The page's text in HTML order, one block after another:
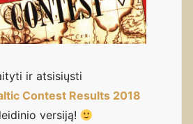
ir atsisiųsti
Contest Results 2018
leidinio versiją!